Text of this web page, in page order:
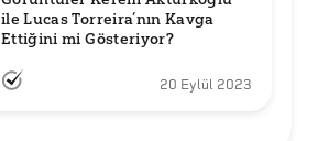
ile Lucas Torreira’nın Kavga
Ettiğini mi Gösteriyor?
20 Eylül 2023